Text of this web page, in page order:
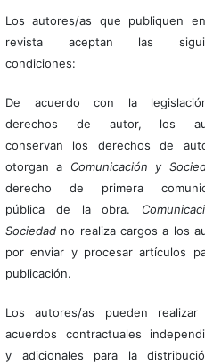
Los autores/as que publiquen
revista aceptan las
condiciones:
De acuerdo con la
derechos de autor, los
conservan los derechos de
otorgan a Comunicación y
derecho de primera
pública de la obra.
Sociedad no realiza cargos a los
por enviar y procesar artículos
publicación.
Los autores/as pueden realizar
acuerdos contractuales
y adicionales para la